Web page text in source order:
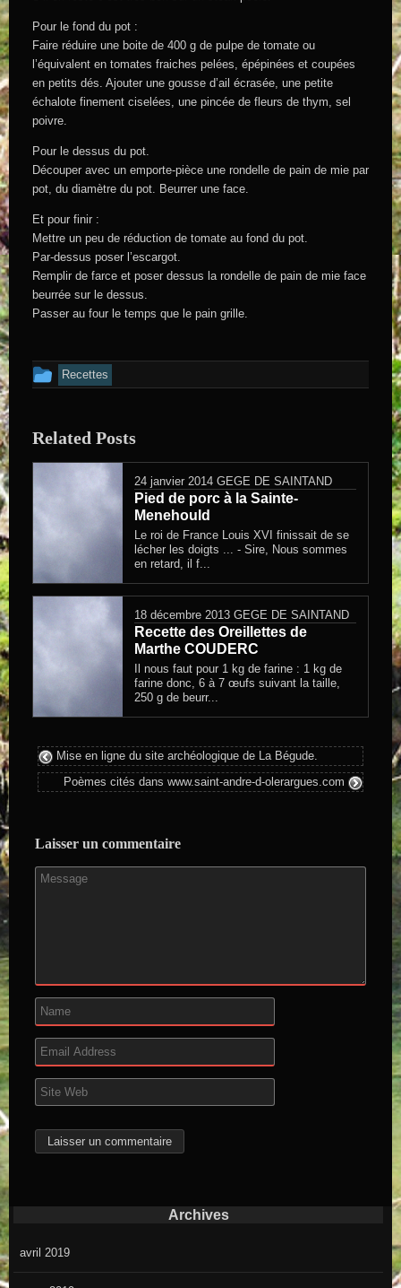
Pour le fond du pot :
Faire réduire une boite de 400 g de pulpe de tomate ou
l’équivalent en tomates fraiches pelées, épépinées et coupées
en petits dés. Ajouter une gousse d’ail écrasée, une petite
échalote finement ciselées, une pincée de fleurs de thym, sel
poivre.
Pour le dessus du pot.
Découper avec un emporte-pièce une rondelle de pain de mie par
pot, du diamètre du pot. Beurrer une face.
Et pour finir :
Mettre un peu de réduction de tomate au fond du pot.
Par-dessus poser l’escargot.
Remplir de farce et poser dessus la rondelle de pain de mie face
beurrée sur le dessus.
Passer au four le temps que le pain grille.
Cet article a été publié dans
Recettes
Related Posts
24 janvier 2014 GEGE DE SAINTAND
Pied de porc à la Sainte-
Menehould
Le roi de France Louis XVI finissait de se
lécher les doigts ... - Sire, Nous sommes
en retard, il f...
18 décembre 2013 GEGE DE SAINTAND
Recette des Oreillettes de
Marthe COUDERC
Il nous faut pour 1 kg de farine : 1 kg de
farine donc, 6 à 7 œufs suivant la taille,
250 g de beurr...
Mise en ligne du site archéologique de La Bégude.
Poèmes cités dans www.saint-andre-d-olerargues.com
Laisser un commentaire
Archives
avril 2019